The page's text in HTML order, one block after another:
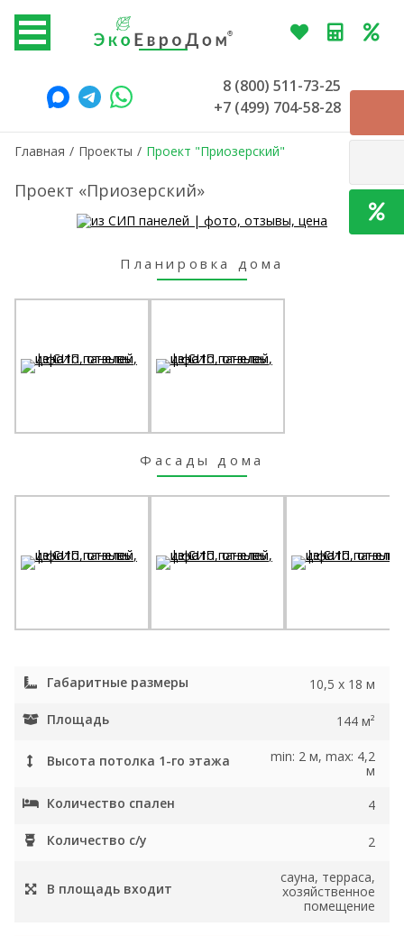
8 (800) 511-73-25
+7 (499) 704-58-28
Главная / Проекты / Проект "Приозерский"
Проект «Приозерский»
Планировка дома
Фасады дома
Габаритные размеры 10,5 x 18 м
Площадь 144 м²
Высота потолка 1-го этажа
min: 2 м, max: 4,2
м
Количество спален
4
Количество с/у 2
В площадь входит
сауна, терраса,
хозяйственное
помещение